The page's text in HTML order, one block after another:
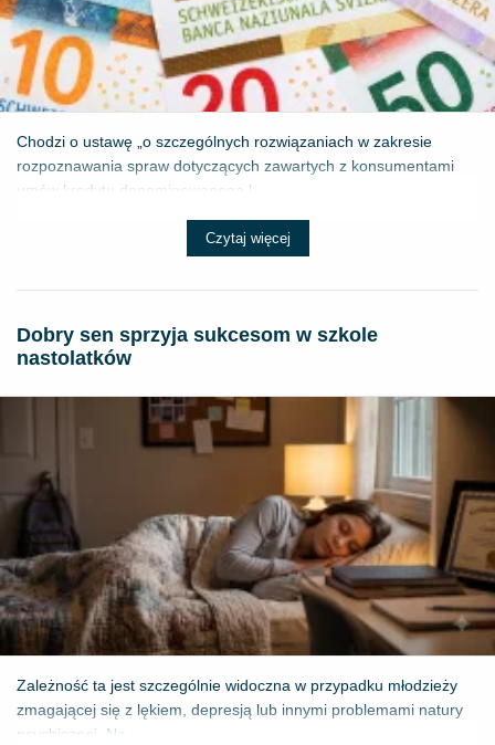
Chodzi o ustawę „o szczególnych rozwiązaniach w zakresie
rozpoznawania spraw dotyczących zawartych z konsumentami
umów kredytu denominowanego l...
Czytaj więcej
Dobry sen sprzyja sukcesom w szkole
nastolatków
Zależność ta jest szczególnie widoczna w przypadku młodzieży
zmagającej się z lękiem, depresją lub innymi problemami natury
psychicznej. Na...